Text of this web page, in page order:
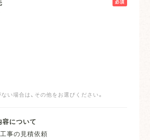
い場合は、その他をお選びください。
について
事の見積依頼